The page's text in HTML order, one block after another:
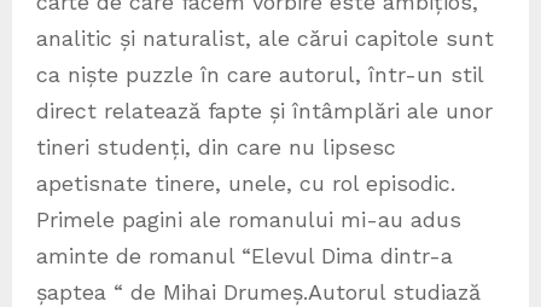
analitic și naturalist, ale cărui capitole sunt
ca niște puzzle în care autorul, într-un stil
direct relatează fapte și întâmplări ale unor
tineri studenți, din care nu lipsesc
apetisnate tinere, unele, cu rol episodic.
Primele pagini ale romanului mi-au adus
aminte de romanul “Elevul Dima dintr-a
șaptea “ de Mihai Drumeș.Autorul studiază